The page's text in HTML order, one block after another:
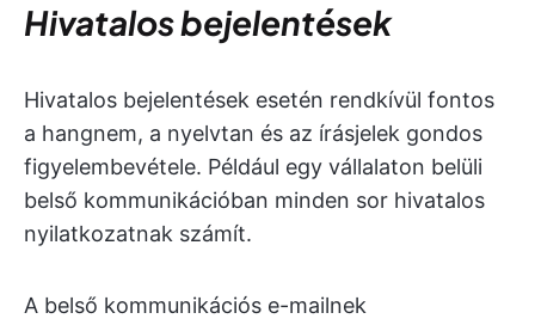
Hivatalos bejelentések
Hivatalos bejelentések esetén rendkívül fontos
a hangnem, a nyelvtan és az írásjelek gondos
figyelembevétele. Például egy vállalaton belüli
belső kommunikációban minden sor hivatalos
nyilatkozatnak számít.
A belső kommunikációs e-mailnek